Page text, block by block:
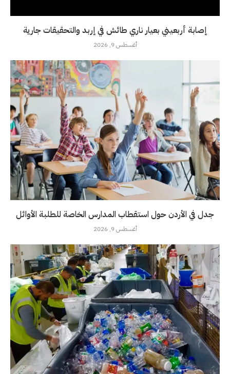
إصابة أربعيني بعيار ناري طائش في إربد والتحقيقات جارية
أغسطس 9, 2026
جدل في الأردن حول استقطاب المدارس الخاصة للطلبة الأوائل
أغسطس 9, 2026